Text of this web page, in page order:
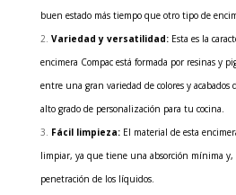
buen estado más tiempo que otro tipo de
Variedad y versatilidad: Esta es la
encimera Compac está formada por resinas y
entre una gran variedad de colores y
alto grado de personalización para tu cocina.
Fácil limpieza: El material de esta
limpiar, ya que tiene una absorción mínima
penetración de los líquidos.